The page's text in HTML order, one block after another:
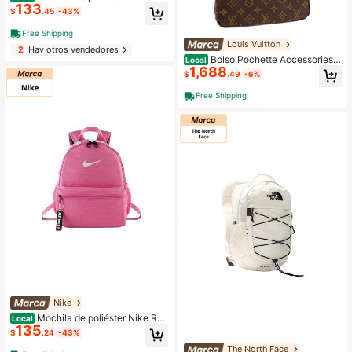
unisex, negra
$133.45 -43%
Free Shipping
2Hay otros vendedores
Nike
Local Mochila de poliéster Nike Reg
ular para mujer, color rosa luna y ros
a polvo
$135.24 -43%
Louis Vuitton
Local Bolso Pochette Accessories
Monogram marrón de LOUIS VUITT
ON
$1,688.49 -6%
Free Shipping
The North Face